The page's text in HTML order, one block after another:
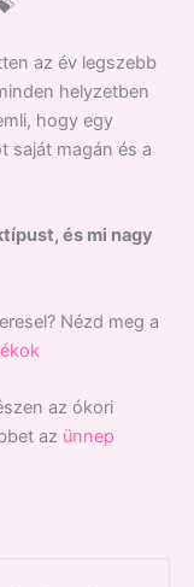
az év legszebb
helyzetben
hogy egy
saját magán és a
és mi nagy
Nézd meg a
az ókori
az ünnep